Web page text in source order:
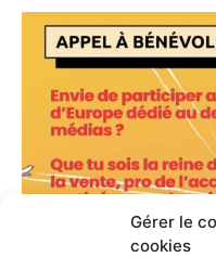
Gérer le
cookies